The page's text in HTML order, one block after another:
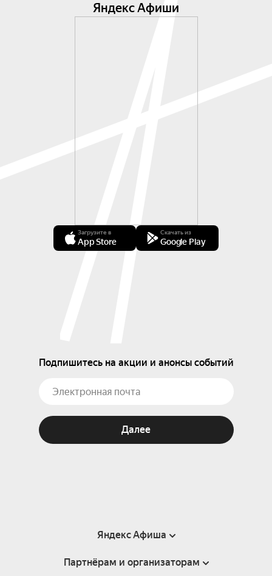
Яндекс Афиши
Загрузите в
App Store
Скачать из
Google Play
Подпишитесь на акции и анонсы событий
Далее
Яндекс Афиша
Справка
Партнёрам и организаторам